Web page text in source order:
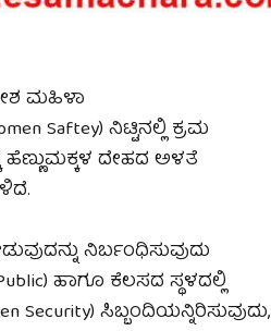
ಮಹಿಳಾ
Saftey) ನಿಟ್ಟಿನಲ್ಲಿ ಕ್ರಮ
ಹೆಣ್ಣುಮಕ್ಕಳ ದೇಹದ ಅಳತೆ
ನಿರ್ಬಂಧಿಸುವುದು
ಹಾಗೂ ಕೆಲಸದ ಸ್ಥಳದಲ್ಲಿ
ಸಿಬ್ಬಂದಿಯನ್ನಿರಿಸುವುದು,